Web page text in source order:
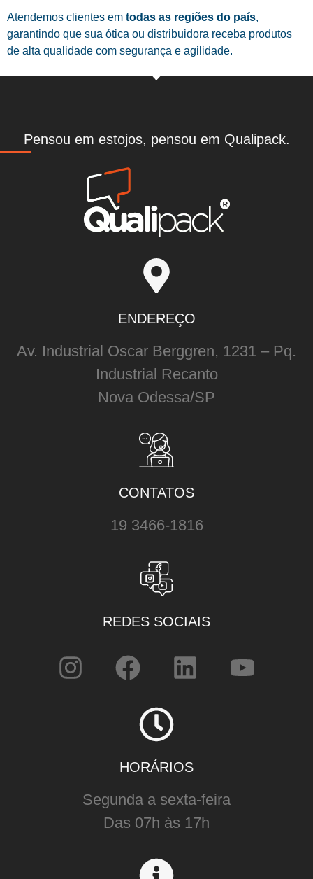
Atendemos clientes em todas as regiões do país,
garantindo que sua ótica ou distribuidora receba produtos
de alta qualidade com segurança e agilidade.
Pensou em estojos, pensou em Qualipack.
ENDEREÇO
Av. Industrial Oscar Berggren, 1231 – Pq.
Industrial Recanto
Nova Odessa/SP
CONTATOS
19 3466-1816
REDES SOCIAIS
HORÁRIOS
Segunda a sexta-feira
Das 07h às 17h